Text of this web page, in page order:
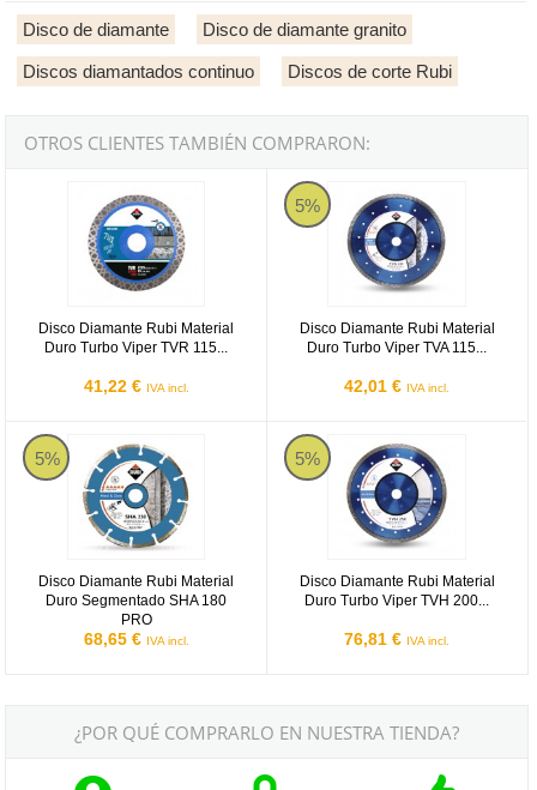
Disco de diamante Disco de diamante granito
Discos diamantados continuo Discos de corte Rubi
OTROS CLIENTES TAMBIÉN COMPRARON:
Disco Diamante Rubi Material
Duro Turbo Viper TVR 115...
41,22 € IVA incl.
Disco Diamante Rubi Material Duro Turbo Viper TVR 115
5%
Disco Diamante Rubi Material
Duro Turbo Viper TVA 115...
42,01 € IVA incl.
Disco Diamante Rubi Material
5%
Disco Diamante Rubi Material
Duro Segmentado SHA 180
PRO
68,65 € IVA incl.
Disco Diamante Rubi Material Duro Segmentado SHA 180 PRO
5%
Disco Diamante Rubi Material
Duro Turbo Viper TVH 200...
76,81 € IVA incl.
Disco Diamante Rubi Material
¿POR QUÉ COMPRARLO EN NUESTRA TIENDA?